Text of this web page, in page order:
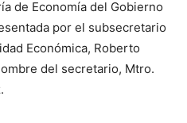
de Economía del Gobierno
por el subsecretario
Económica, Roberto
del secretario, Mtro.